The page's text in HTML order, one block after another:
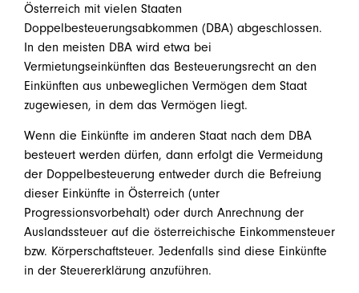
Österreich mit vielen Staaten
Doppelbesteuerungsabkommen (DBA) abgeschlossen.
In den meisten DBA wird etwa bei
Vermietungseinkünften das Besteuerungsrecht an den
Einkünften aus unbeweglichen Vermögen dem Staat
zugewiesen, in dem das Vermögen liegt.
Wenn die Einkünfte im anderen Staat nach dem DBA
besteuert werden dürfen, dann erfolgt die Vermeidung
der Doppelbesteuerung entweder durch die Befreiung
dieser Einkünfte in Österreich (unter
Progressionsvorbehalt) oder durch Anrechnung der
Auslandssteuer auf die österreichische Einkommensteuer
bzw. Körperschaftsteuer. Jedenfalls sind diese Einkünfte
in der Steuererklärung anzuführen.